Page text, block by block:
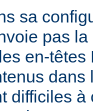
sa
pas
en-têtes
dans
difficiles à